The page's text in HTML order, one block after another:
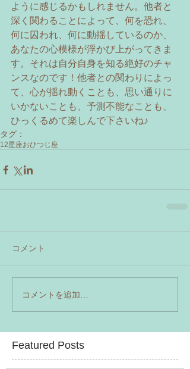
ように感じるかもしれません。他者と
深く関わることによって、何を恐れ、
何に囚われ、何に動揺しているのか、
あなたの心模様が浮かび上がってきま
す。それは自分自身を知る絶好のチャ
ンスなのです！他者との関わりによっ
て、心が揺れ動くことも、思い通りに
いかないことも、予測不能なことも、
ひっくるめて楽しんで下さいね♪
タグ：
12星座おひつじ座
コメント
コメントを追加…
Featured Posts